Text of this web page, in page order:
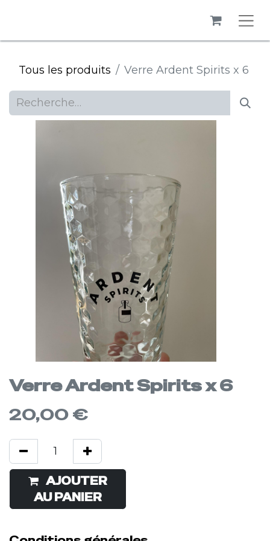
Tous les produits Verre Ardent Spirits x 6
Verre Ardent Spirits x 6
20,00 €
AJOUTER
AU PANIER